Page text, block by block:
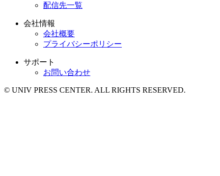
配信先一覧
会社情報
会社概要
プライバシーポリシー
サポート
お問い合わせ
© UNIV PRESS CENTER. ALL RIGHTS RESERVED.